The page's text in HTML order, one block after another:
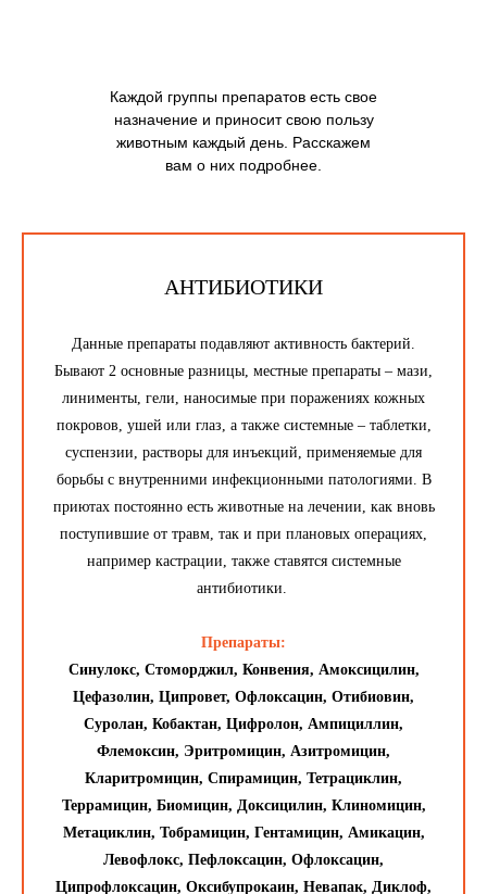
Каждой группы препаратов есть свое
назначение и приносит свою пользу
животным каждый день. Расскажем
вам о них подробнее.
АНТИБИОТИКИ
Данные препараты подавляют активность бактерий.
Бывают 2 основные разницы, местные препараты – мази,
линименты, гели, наносимые при поражениях кожных
покровов, ушей или глаз, а также системные – таблетки,
суспензии, растворы для инъекций, применяемые для
борьбы с внутренними инфекционными патологиями. В
приютах постоянно есть животные на лечении, как вновь
поступившие от травм, так и при плановых операциях,
например кастрации, также ставятся системные
антибиотики.
Препараты:
Синулокс, Стоморджил, Конвения, Амоксицилин,
Цефазолин, Ципровет, Офлоксацин, Отибиовин,
Суролан, Кобактан, Цифролон, Ампициллин,
Флемоксин, Эритромицин, Азитромицин,
Кларитромицин, Спирамицин, Тетрациклин,
Террамицин, Биомицин, Доксицилин, Клиномицин,
Метациклин, Тобрамицин, Гентамицин, Амикацин,
Левофлокс, Пефлоксацин, Офлоксацин,
Ципрофлоксацин, Оксибупрокаин, Невапак, Диклоф,